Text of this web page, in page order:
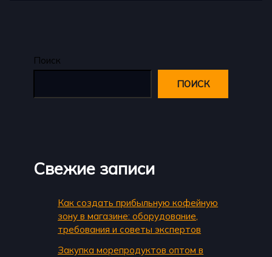
Поиск
ПОИСК
Свежие записи
Как создать прибыльную кофейную
зону в магазине: оборудование,
требования и советы экспертов
Закупка морепродуктов оптом в